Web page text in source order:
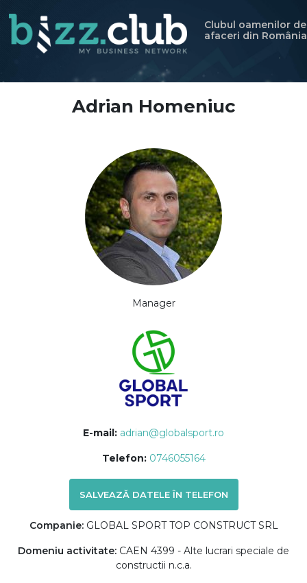
Clubul oamenilor de
afaceri din România
Adrian Homeniuc
Manager
E-mail: adrian@globalsport.ro
Telefon: 0746055164
SALVEAZĂ DATELE ÎN TELEFON
Companie:GLOBAL SPORT TOP CONSTRUCT SRL
Domeniu activitate: CAEN 4399 - Alte lucrari speciale de
constructii n.c.a.